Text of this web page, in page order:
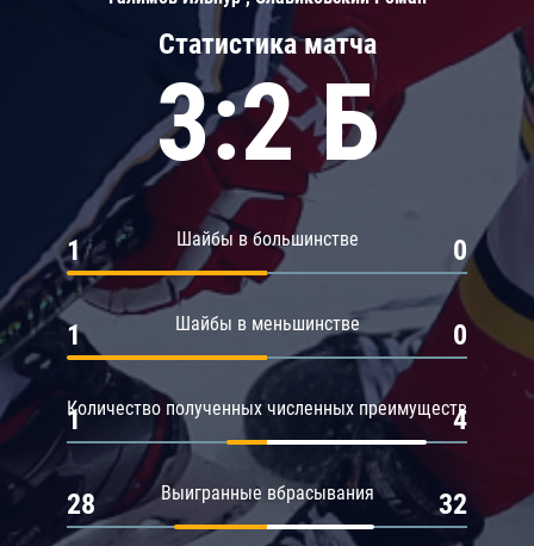
Статистика матча
3:2 Б
Шайбы в большинстве
1 0
Шайбы в меньшинстве
1 0
Количество полученных численных преимуществ
1 4
Выигранные вбрасывания
28 32